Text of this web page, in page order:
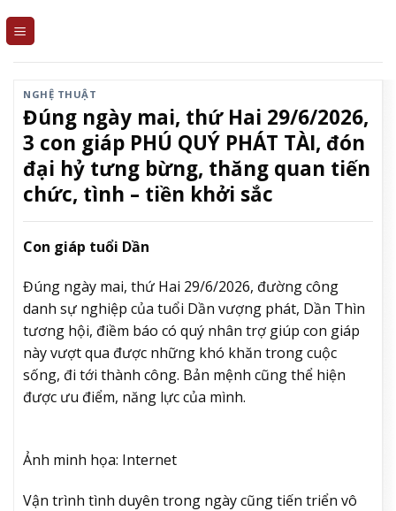
NGHỆ THUẬT
Đúng ngày mai, thứ Hai 29/6/2026,
3 con giáp PHÚ QUÝ PHÁT TÀI, đón
đại hỷ tưng bừng, thăng quan tiến
chức, tình – tiền khởi sắc
Con giáp tuổi Dần
Đúng ngày mai, thứ Hai 29/6/2026, đường công
danh sự nghiệp của tuổi Dần vượng phát, Dần Thìn
tương hội, điềm báo có quý nhân trợ giúp con giáp
này vượt qua được những khó khăn trong cuộc
sống, đi tới thành công. Bản mệnh cũng thể hiện
được ưu điểm, năng lực của mình.
Ảnh minh họa: Internet
Vận trình tình duyên trong ngày cũng tiến triển vô